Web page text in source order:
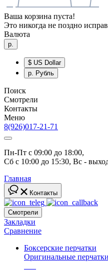
Ваша корзина пуста!
Это никогда не поздно
Валюта
р.
$ US Dollar
р. Рубль
Поиск
Смотрели
Контакты
Меню
8(926)017-21-71
Пн-Пт с 09:00 до 18:00,
Сб с 10:00 до 15:30, Вс -
Главная
Контакты
Смотрели
Закладки
Сравнение
Боксерские перчатки
Оригинальные перчатки